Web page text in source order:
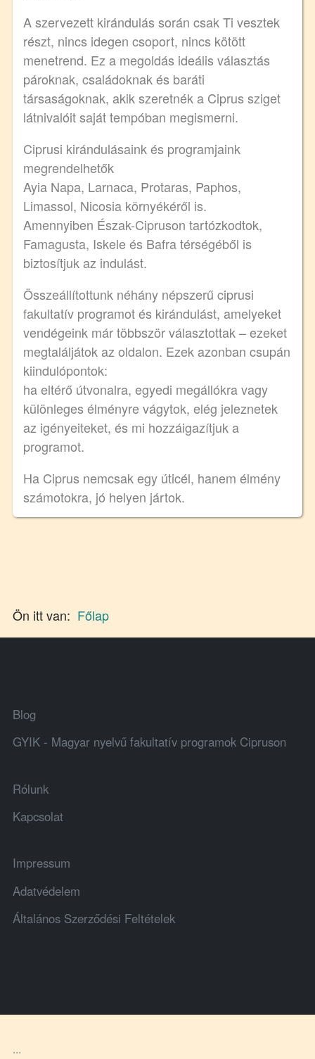
A szervezett kirándulás során csak Ti vesztek
részt, nincs idegen csoport, nincs kötött
menetrend. Ez a megoldás ideális választás
pároknak, családoknak és baráti
társaságoknak, akik szeretnék a Ciprus sziget
látnivalóit saját tempóban megismerni.
Ciprusi kirándulásaink és programjaink
megrendelhetők
Ayia Napa, Larnaca, Protaras, Paphos,
Limassol, Nicosia környékéről is.
Amennyiben Észak-Cipruson tartózkodtok,
Famagusta, Iskele és Bafra térségéből is
biztosítjuk az indulást.
Összeállítottunk néhány népszerű ciprusi
fakultatív programot és kirándulást, amelyeket
vendégeink már többször választottak – ezeket
megtaláljátok az oldalon. Ezek azonban csupán
kiindulópontok:
ha eltérő útvonalra, egyedi megállókra vagy
különleges élményre vágytok, elég jeleznetek
az igényeiteket, és mi hozzáigazítjuk a
programot.
Ha Ciprus nemcsak egy úticél, hanem élmény
számotokra, jó helyen jártok.
Ön itt van: Főlap
Blog
GYIK - Magyar nyelvű fakultatív programok Cipruson
Rólunk
Kapcsolat
Impressum
Adatvédelem
Általános Szerződési Feltételek
...